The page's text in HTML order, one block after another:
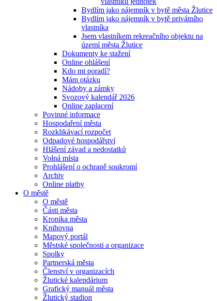
Bydlím jako nájemník v bytě města Žlutice
Bydlím jako nájemník v bytě privátního
vlastníka
Jsem vlastníkem rekreačního objektu na
území města Žlutice
Dokumenty ke stažení
Online ohlášení
Kdo mi poradí?
Mám otázku
Nádoby a zámky
Svozový kalendář 2026
Online zaplacení
Povinné informace
Hospodaření města
Rozklikávací rozpočet
Odpadové hospodářství
Hlášení závad a nedostatků
Volná místa
Prohlášení o ochraně soukromí
Archiv
Online platby
O městě
O městě
Části města
Kronika města
Knihovna
Mapový portál
Městské společnosti a organizace
Spolky
Partnerská města
Členství v organizacích
Žlutické kalendárium
Grafický manuál města
Žlutický stadion